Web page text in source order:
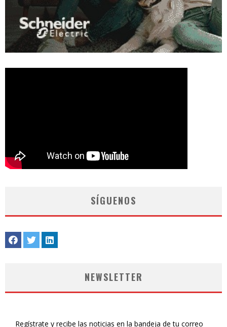
SÍGUENOS
NEWSLETTER
Regístrate y recibe las noticias en la bandeja de tu correo